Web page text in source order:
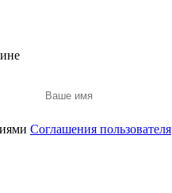
Соглашения пользователя